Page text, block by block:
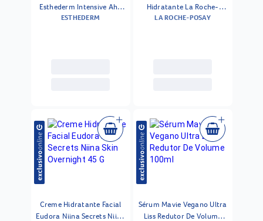
Esthederm Intensive Aha
Peel 30 Ml
ESTHEDERM
Hidratante La Roche-
posay Ultra 400 Ml
LA ROCHE-POSAY
Creme Hidratante Facial
Eudora Niina Secrets Niina
Sérum Mavie Vegano Ultra
Liss Redutor De Volume